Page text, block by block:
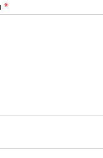
*